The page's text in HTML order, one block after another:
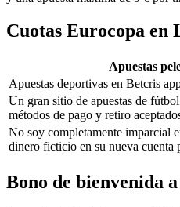
Cuotas Eurocopa en
Apuestas
Apuestas deportivas en Betcris
Un gran sitio de apuestas de
métodos de pago y retiro
No soy completamente imparcial
dinero ficticio en su nueva cuenta
Bono de bienvenida